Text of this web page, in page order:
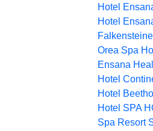
Hotel
Hotel
Orea Spa
Ensana
Hotel
Hotel
Hotel SPA
Spa Resort